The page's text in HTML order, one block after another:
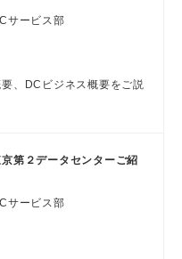
サービス部
、DCビジネス概要をご説
第２データセンターご紹
サービス部